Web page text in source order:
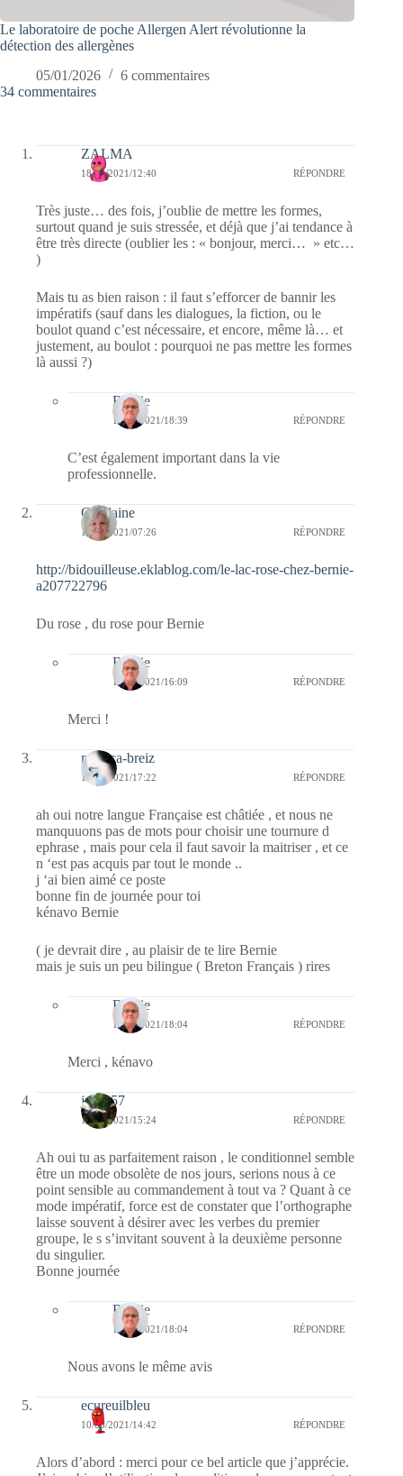
Le laboratoire de poche Allergen Alert révolutionne la
détection des allergènes
05/01/2026
6 commentaires
34 commentaires
ZALMA
18/05/2021/12:40 RÉPONDRE
Très juste… des fois, j’oublie de mettre les formes,
surtout quand je suis stressée, et déjà que j’ai tendance à
être très directe (oublier les : « bonjour, merci… » etc…
)
Mais tu as bien raison : il faut s’efforcer de bannir les
impératifs (sauf dans les dialogues, la fiction, ou le
boulot quand c’est nécessaire, et encore, même là… et
justement, au boulot : pourquoi ne pas mettre les formes
là aussi ?)
Bernie
18/05/2021/18:39 RÉPONDRE
C’est également important dans la vie
professionnelle.
Ghislaine
17/05/2021/07:26 RÉPONDRE
http://bidouilleuse.eklablog.com/le-lac-rose-chez-bernie-
a207722796
Du rose , du rose pour Bernie
Bernie
17/05/2021/16:09 RÉPONDRE
Merci !
monica-breiz
10/05/2021/17:22 RÉPONDRE
ah oui notre langue Française est châtiée , et nous ne
manquuons pas de mots pour choisir une tournure d
ephrase , mais pour cela il faut savoir la maitriser , et ce
n ‘est pas acquis par tout le monde ..
j ‘ai bien aimé ce poste
bonne fin de journée pour toi
kénavo Bernie
( je devrait dire , au plaisir de te lire Bernie
mais je suis un peu bilingue ( Breton Français ) rires
Bernie
10/05/2021/18:04 RÉPONDRE
Merci , kénavo
jazzy57
10/05/2021/15:24 RÉPONDRE
Ah oui tu as parfaitement raison , le conditionnel semble
être un mode obsolète de nos jours, serions nous à ce
point sensible au commandement à tout va ? Quant à ce
mode impératif, force est de constater que l’orthographe
laisse souvent à désirer avec les verbes du premier
groupe, le s s’invitant souvent à la deuxième personne
du singulier.
Bonne journée
Bernie
10/05/2021/18:04 RÉPONDRE
Nous avons le même avis
ecureuilbleu
10/05/2021/14:42 RÉPONDRE
Alors d’abord : merci pour ce bel article que j’apprécie.